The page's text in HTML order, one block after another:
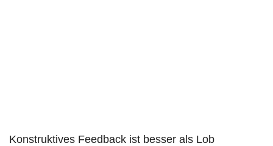
Konstruktives Feedback ist besser als Lob